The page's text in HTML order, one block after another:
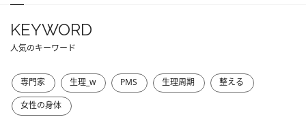
KEYWORD
人気のキーワード
専門家 生理_w PMS 生理周期
整える
女性の身体